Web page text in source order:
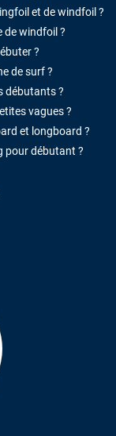
et de windfoil ?
de windfoil ?
?
de surf ?
débutants ?
vagues ?
et longboard ?
pour débutant ?